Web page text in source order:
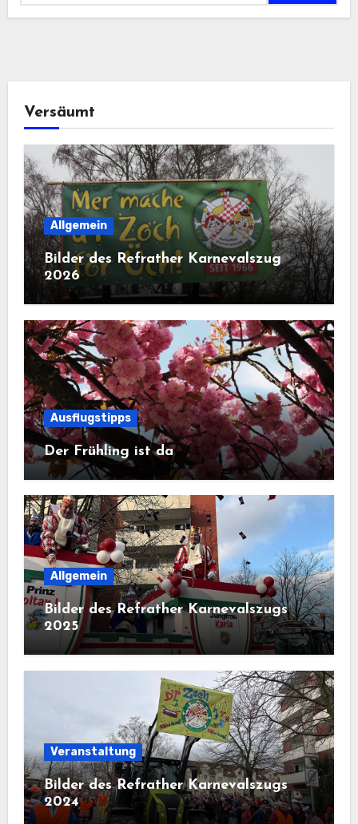
Versäumt
Allgemein
Bilder des Refrather Karnevalszug
2026
Ausflugstipps
Der Frühling ist da
Allgemein
Bilder des Refrather Karnevalszugs
2025
Veranstaltung
Bilder des Refrather Karnevalszugs
2024